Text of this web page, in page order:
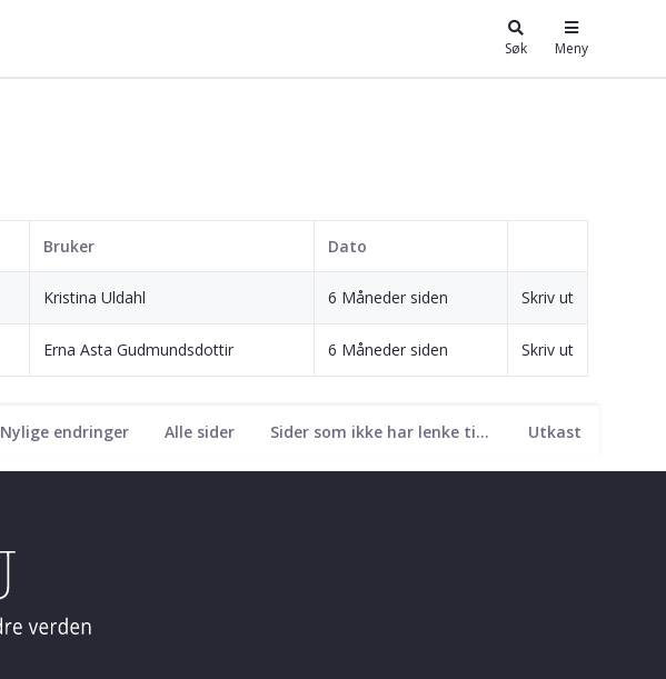
Søk Meny
Nylige endringer Alle sider Sider som ikke har lenke til seg Utkast
Bruker Dato
Kristina Uldahl 6 Måneder siden Skriv ut
Erna Asta Gudmundsdottir 6 Måneder siden Skriv ut